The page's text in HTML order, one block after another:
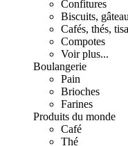
Confitures
Biscuits,
Cafés, thés,
Compotes
Voir plus...
Boulangerie
Pain
Brioches
Farines
Produits du monde
Café
Thé